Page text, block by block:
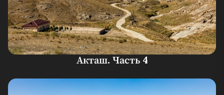
Акташ. Часть 4